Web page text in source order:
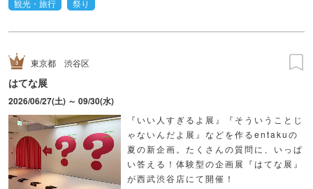
観光・旅行
祭り
東京都 渋谷区
はてな展
2026/06/27(土) ～ 09/30(水)
『いい人すぎるよ展』『そういうことじ
ゃないんだよ展』などを作るentakuの
夏の新企画。たくさんの質問に、いっぱ
い答える！体験型の企画展『はてな展』
が西武渋谷店にて開催！